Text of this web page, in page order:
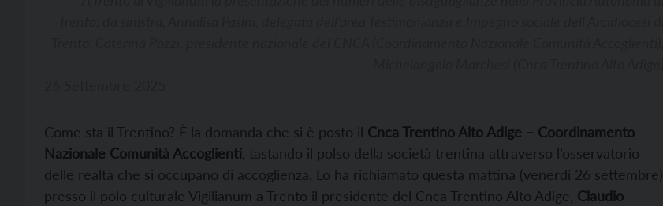
Come sta il Trentino? È la domanda che si è posto il Cnca Trentino Alto Adige – Coordinamento
Nazionale Comunità Accoglienti, tastando il polso della società trentina attraverso l’osservatorio
delle realtà che si occupano di accoglienza. Lo ha richiamato questa mattina (venerdì 26 settembre)
presso il polo culturale Vigilianum a Trento il presidente del Cnca Trentino Alto Adige, Claudio